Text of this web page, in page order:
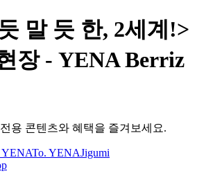
말 듯 한, 2세계!>
장 - YENA Berriz
용 콘텐츠와 혜택을 즐겨보세요.
YENATo. YENAJigumi